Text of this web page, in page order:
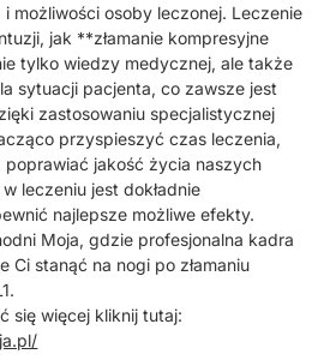
możliwości osoby leczonej. Leczenie
jak **złamanie kompresyjne
tylko wiedzy medycznej, ale także
sytuacji pacjenta, co zawsze jest
zastosowaniu specjalistycznej
przyspieszyć czas leczenia,
poprawiać jakość życia naszych
leczeniu jest dokładnie
najlepsze możliwe efekty.
Moja, gdzie profesjonalna kadra
Ci stanąć na nogi po złamaniu
się więcej kliknij tutaj: